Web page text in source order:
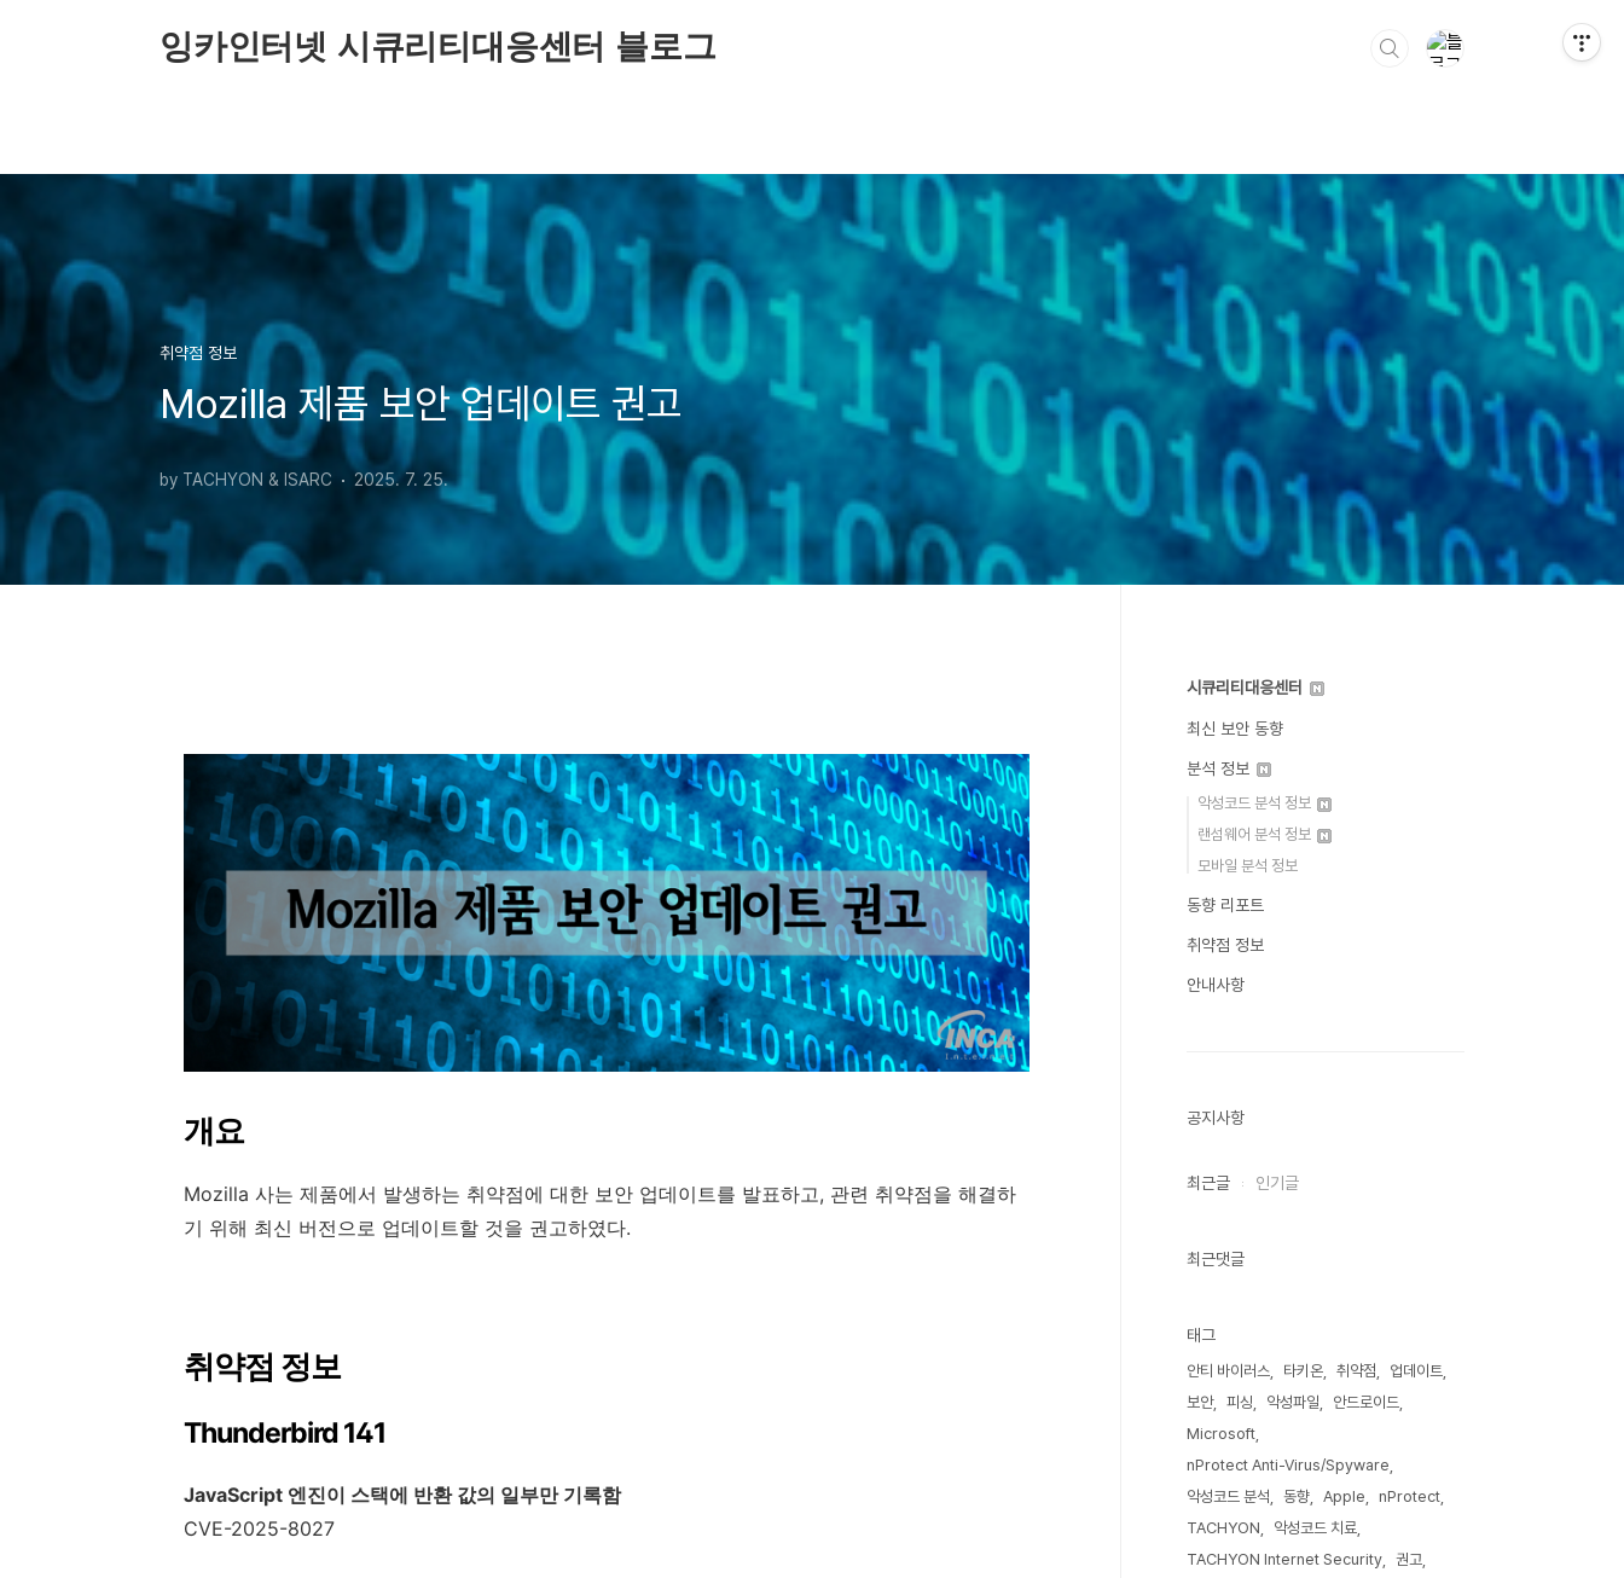
잉카인터넷 시큐리티대응센터 블로그
취약점 정보
Mozilla 제품 보안 업데이트 권고
by TACHYON & ISARC 2025. 7. 25.
개요
Mozilla 사는 제품에서 발생하는 취약점에 대한 보안 업데이트를 발표하고, 관련 취약점을 해결하
기 위해 최신 버전으로 업데이트할 것을 권고하였다.
취약점 정보
Thunderbird 141
JavaScript 엔진이 스택에 반환 값의 일부만 기록함
CVE-2025-8027
시큐리티대응센터
최신 보안 동향
분석 정보
악성코드 분석 정보
랜섬웨어 분석 정보
모바일 분석 정보
동향 리포트
취약점 정보
안내사항
공지사항
최근글 인기글
최근댓글
태그
안티 바이러스 타키온 취약점
업데이트
보안
피싱 악성파일
안드로이드
Microsoft
nProtect Anti-Virus/Spyware
악성코드 분석
동향 Apple
nProtect
TACHYON
악성코드 치료
TACHYON Internet Security
권고